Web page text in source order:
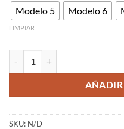
Modelo 5
Modelo 6
LIMPIAR
AÑADIR
SKU: N/D